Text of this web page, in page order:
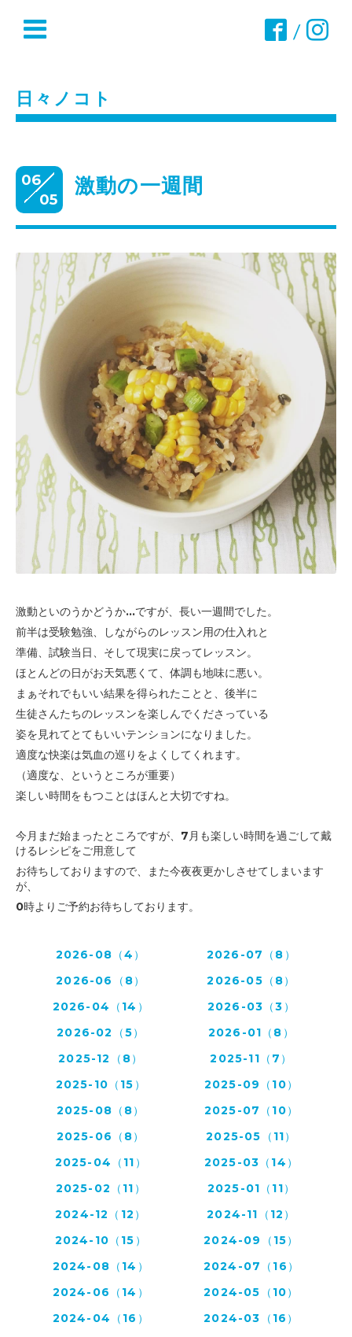
/
日々ノコト
06
05
激動の一週間
激動といのうかどうか...ですが、長い一週間でした。
前半は受験勉強、しながらのレッスン用の仕入れと
準備、試験当日、そして現実に戻ってレッスン。
ほとんどの日がお天気悪くて、体調も地味に悪い。
まぁそれでもいい結果を得られたことと、後半に
生徒さんたちのレッスンを楽しんでくださっている
姿を見れてとてもいいテンションになりました。
適度な快楽は気血の巡りをよくしてくれます。
（適度な、というところが重要）
楽しい時間をもつことはほんと大切ですね。
今月まだ始まったところですが、7月も楽しい時間を過ごして戴
けるレシピをご用意して
お待ちしておりますので、
また今夜夜更かしさせてしまいます
が、
0時よりご予約お待ちしております。
2026-08（4）
2026-07（8）
2026-06（8）
2026-05（8）
2026-04（14）
2026-03（3）
2026-02（5）
2026-01（8）
2025-12（8）
2025-11（7）
2025-10（15）
2025-09（10）
2025-08（8）
2025-07（10）
2025-06（8）
2025-05（11）
2025-04（11）
2025-03（14）
2025-02（11）
2025-01（11）
2024-12（12）
2024-11（12）
2024-10（15）
2024-09（15）
2024-08（14）
2024-07（16）
2024-06（14）
2024-05（10）
2024-04（16）
2024-03（16）